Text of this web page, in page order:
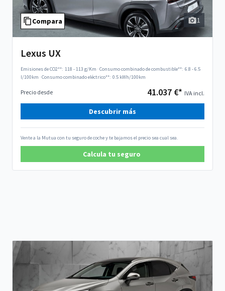
Compara 1
Lexus UX
Emisiones de CO2**: 118 - 113 g/Km ·Consumo combinado de combustible**: 6.8 - 6.5
l/100km ·Consumo combinado eléctrico**: 0.5 kWh/100km
Precio desde 41.037 €* IVA incl.
Descubrir más
Vente a la Mutua con tu seguro de coche y te bajamos el precio sea cual sea.
Calcula tu seguro